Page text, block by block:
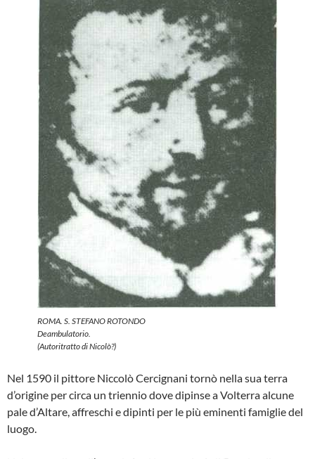
ROMA. S. STEFANO ROTONDO
Deambulatorio.
(Autoritratto di Nicolò?)
Nel 1590 il pittore Niccolò Cercignani tor­nò nella sua terra
d’origine per circa un triennio dove dipinse a Volterra alcune
pale d’Altare, affreschi e dipinti per le più eminenti famiglie del
luogo.